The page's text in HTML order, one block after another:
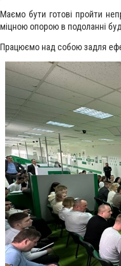
Маємо бути готові пройти
міцною опорою в подоланні
Працюємо над собою задля